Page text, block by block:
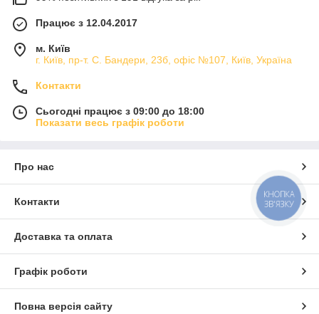
Працює з 12.04.2017
м. Київ
г. Київ, пр-т. С. Бандери, 23б, офіс №107, Київ, Україна
Контакти
Сьогодні працює з 09:00 до 18:00
Показати весь графік роботи
Про нас
Контакти
Доставка та оплата
Графік роботи
Повна версія сайту
КНОПКА
ЗВ'ЯЗКУ